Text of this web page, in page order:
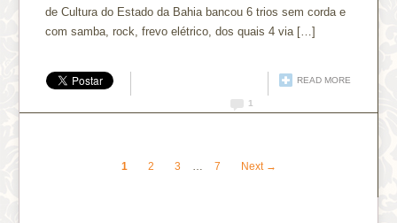
de Cultura do Estado da Bahia bancou 6 trios sem corda e
com samba, rock, frevo elétrico, dos quais 4 via […]
READ MORE
1
1 2 3 … 7 Next →